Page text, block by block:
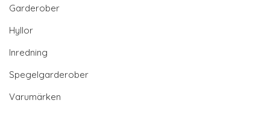
Garderober
Hyllor
Inredning
Spegelgarderober
Varumärken